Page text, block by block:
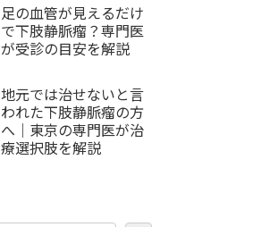
足の血管が見えるだけ
で下肢静脈瘤？専門医
が受診の目安を解説
地元では治せないと言
われた下肢静脈瘤の方
へ｜東京の専門医が治
療選択肢を解説